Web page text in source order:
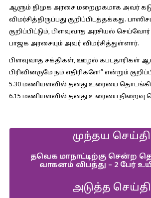
ஆளும் திமுக அரசை மறைமுகமாக அவர்
விமர்சித்திருப்பது குறிப்பிடத்தக்கது.
குறிப்பிட்டும், பிளவுவாத அரசியல்
பாஜக அரசையும் அவர் விமர்சித்துள்ளார்.
பிளவுவாத சக்திகள், ஊழல் கபடதாரிகள்
பிரிவினருமே நம் எதிரிகளே!” என்றும்
5.30 மணியளவில் தனது உரையை
6.15 மணியளவில் தனது உரையை நிறைவு
முந்தய செய்தி
தவெக மாநாட்டிற்கு சென்ற
வாகனம் விபத்து – 2 பேர்
அடுத்த செய்தி